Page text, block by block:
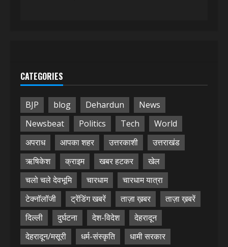
CATEGORIES
BJP blog Dehardun
News
Newsbeat
Politics Tech
World
अपराध
आपका शहर उत्तरकाशी
उत्तराखंड
ऋषिकेश
क्राइम खबर हटकर
खेल
चलो चले देवभूमि
चारधाम
चारधाम यात्रा
टेक्नॉलॉजी
ट्रेंडिंग खबरें ताज़ा ख़बर
ताज़ा ख़बरें
दिल्ली
दुर्घटना देश-विदेश
देहरादून
देहरादून/मसूरी
धर्म-संस्कृति
धामी सरकार